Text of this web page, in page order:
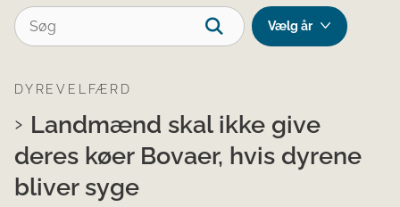
DYREVELFÆRD
Landmænd skal ikke give
deres køer Bovaer, hvis dyrene
bliver syge